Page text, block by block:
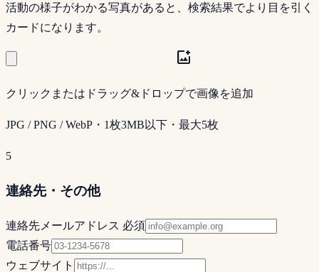
活動の様子がわかる写真があると、検索結果でより目を引く
カードになります。
add_photo_alternate
クリックまたはドラッグ&ドロップで画像を追加
JPG / PNG / WebP・1枚3MB以下・最大5枚
5
連絡先・その他
連絡先メールアドレス 必須
電話番号
ウェブサイト